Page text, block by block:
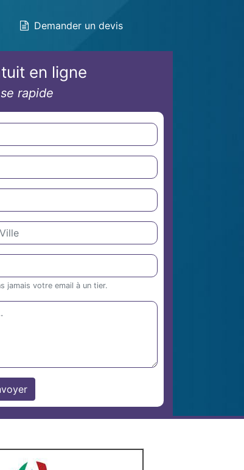
Demander un devis
en ligne
rapide
jamais votre email à un tier.